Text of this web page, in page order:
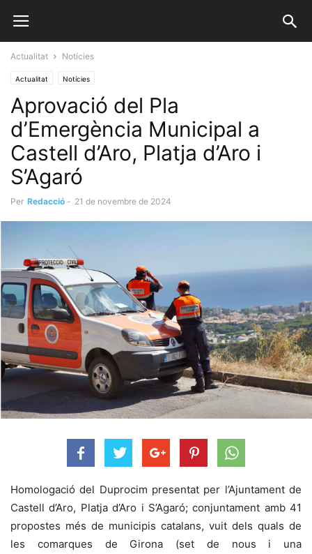
Actualitat Notícies
Actualitat Notícies
Aprovació del Pla
d’Emergència Municipal a
Castell d’Aro, Platja d’Aro i
S’Agaró
Per Redacció - 21 de novembre de 2024
Homologació del Duprocim presentat per l’Ajuntament de
Castell d’Aro, Platja d’Aro i S’Agaró; conjuntament amb 41
propostes més de municipis catalans, vuit dels quals de
les comarques de Girona (set de nous i una